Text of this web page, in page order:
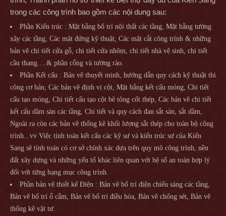
trong các công trình bao gồm các nội dung sau:
Phần Kiến trúc : Mặt bằng bố trí nội thất các tầng, Mặt bằng tường
xây các tầng, Các mặt đứng kỹ thuật, Các măt cắt công trình & những
bản vẽ chi tiết cửa gỗ, chi tiết cửa nhôm, chi tiết nhà vệ sinh, chi tiết
cầu thang….& phần cổng và tường rào.
Phần Kết cấu : Bản vẽ thuyết minh, hướng dẫn quy cách kỹ thuật thi
công cơ bản, Các bản vẽ định vị cột, Mặt bằng kết cấu móng, Chi tiết
cấu tạo móng, Chi tiết cấu tạo cột bê tông cốt thép, Các bản vẽ chi tiết
kết cấu dầm sàn các tầng, Chi tiết và quy cách đan sắt sàn, sắt dầm,
Ngoài ra còn các bản vẽ thống kê khối lượng sắt thép cho toàn bộ công
trình...vv Việc tính toán kết cấu các kỹ sư và kiến trúc sư của Kiến
Sang sẽ tính toán có cơ sở chính xác dựa trên quy mô công trình, nền
đất xây dựng và những yếu tố khác liên quan với hệ số an toàn hợp lý
đối với từng hạng mục công trình.
Phần bản vẽ thiết kế Điện : Bản vẽ bố trí điện chiếu sáng các tầng,
Bản vẽ bố trí ổ cắm, Bản vẽ bố trí điều hòa, Bản vẽ chống sét, Bản vẽ
thống kê vật tư.